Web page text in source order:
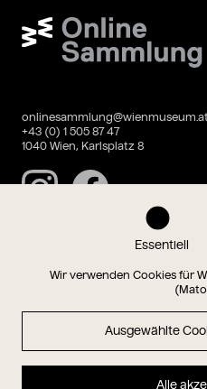
Essentiell
Wir verwenden Cookies für
Ausgewählte
Alle
Wien Museum Online
onlinesammlung@wienmuseum.at
+43 (0) 1 505 87 47
1040 Wien, Karlsplatz 8
InstagramFacebook
Magazin